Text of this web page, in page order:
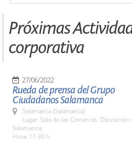
Próximas
corporativa
27/06/2022
Rueda de prensa del Grupo
Ciudadanos Salamanca
Salamanca (Salamanca)
Lugar: Sala de las Comarcas. Diputación
Salamanca.
Hora: 11:30 h.